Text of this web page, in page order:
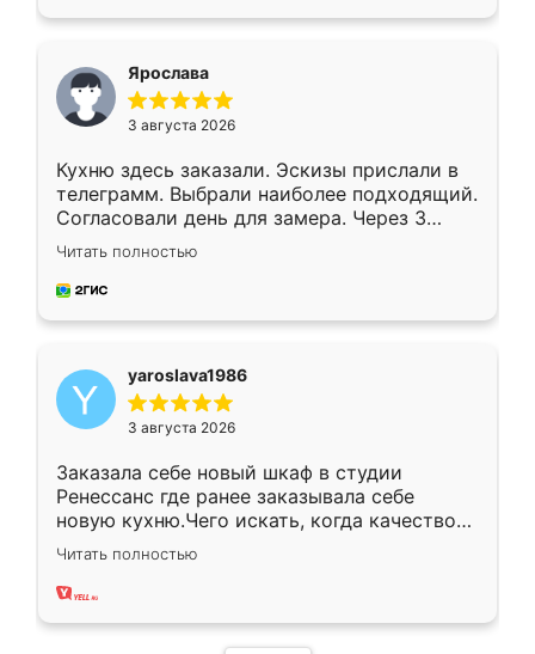
Ярослава
3 августа 2026
Кухню здесь заказали. Эскизы прислали в
телеграмм. Выбрали наиболее подходящий.
Согласовали день для замера. Через 3
недели кухня была уже готова. Остались
довольны работой. Спасибо Ренессанс
мебель за качественную работу!
Читать полностью
yaroslava1986
3 августа 2026
Заказала себе новый шкаф в студии
Ренессанс где ранее заказывала себе
новую кухню.Чего искать, когда качеством
вполне довольна. Служит кухня уже почти
два года, нареканий нет.
Читать полностью